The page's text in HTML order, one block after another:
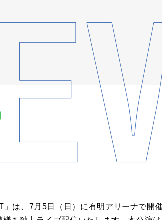
は、7月5日（日）に有明アリーナで開